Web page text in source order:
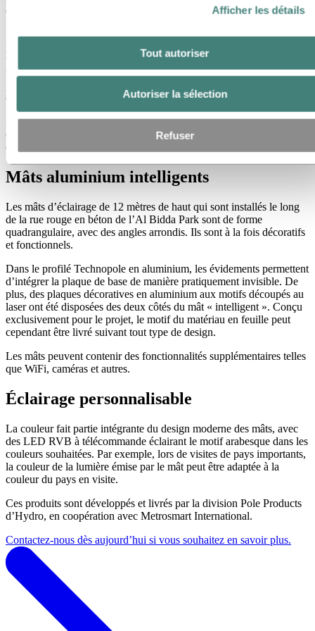
Afficher les détails
Tout autoriser
Autoriser la sélection
Refuser
donneront au parc un look moderne, alliant esthétique et sécurité.
Situé dans la capitale du Qatar, l’Al Bidda Park est un parc urbain
proche de l’ancien Palais de l’Émir. Cette destination de loisirs est
tout aussi vaste que Hyde Park à Londres et fait les deux tiers de la
taille du Central Park de New York. Une fois le projet achevé, le
parc deviendra un centre destiné à accueillir des célébrations
culturelles et autres événements.
Le projet de rénovation vise à transformer le parc en un reflet de la
culture qatari. Parmi les facteurs de conception figurent la nature, la
culture, l’histoire et la fonctionnalité.
Mâts aluminium intelligents
Les mâts d’éclairage de 12 mètres de haut qui sont installés le long
de la rue rouge en béton de l’Al Bidda Park sont de forme
quadrangulaire, avec des angles arrondis. Ils sont à la fois décoratifs
et fonctionnels.
Dans le profilé Technopole en aluminium, les évidements permettent
d’intégrer la plaque de base de manière pratiquement invisible. De
plus, des plaques décoratives en aluminium aux motifs découpés au
laser ont été disposées des deux côtés du mât « intelligent ». Conçu
exclusivement pour le projet, le motif du matériau en feuille peut
cependant être livré suivant tout type de design.
Les mâts peuvent contenir des fonctionnalités supplémentaires telles
que WiFi, caméras et autres.
Éclairage personnalisable
La couleur fait partie intégrante du design moderne des mâts, avec
des LED RVB à télécommande éclairant le motif arabesque dans les
couleurs souhaitées. Par exemple, lors de visites de pays importants,
la couleur de la lumière émise par le mât peut être adaptée à la
couleur du pays en visite.
Ces produits sont développés et livrés par la division Pole Products
d’Hydro, en coopération avec Metrosmart International.
Contactez-nous dès aujourd’hui si vous souhaitez en savoir plus.